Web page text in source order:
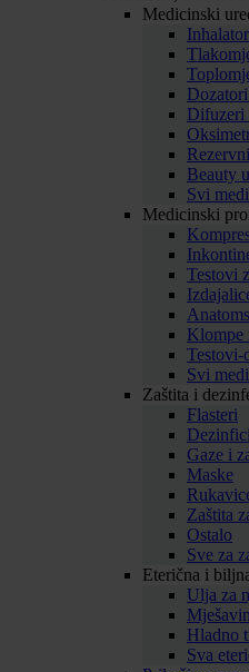
Medicinski
Difuzeri
Beauty
Svi
Medicinski
Testovi
Klompe
Testovi-
Svi
Zaštita i
Flasteri
Gaze i
Maske
Zaštita
Ostalo
Sve za
Eterična i
Ulja za
Hladno
Sva